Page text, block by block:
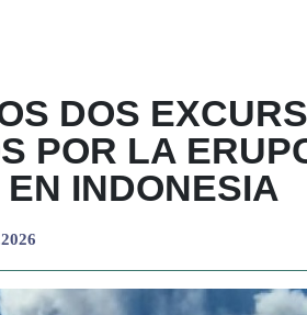
DOS
POR LA
INDONESIA